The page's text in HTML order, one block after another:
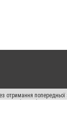
отримання
статті не